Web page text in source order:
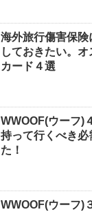
海外旅行傷害保
しておきたい。
カード４選
WWOOF(ウーフ)
持って行くべき必
た！
WWOOF(ウーフ)